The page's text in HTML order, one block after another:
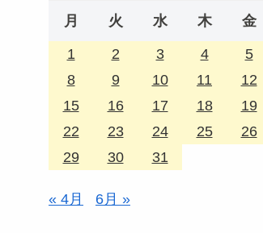
月 火 水 木 金
1 2 3 4 5
8
9 10 11 12
15
16 17 18 19
22
23 24 25 26
29
30 31
« 4月 6月 »